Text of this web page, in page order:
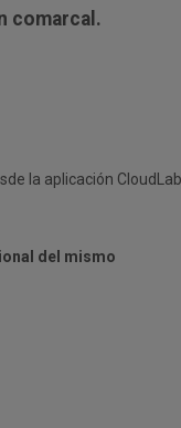
comarcal.
la aplicación CloudLab
del mismo